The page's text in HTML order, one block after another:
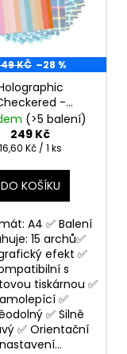
KČ –28 %
-
vinyl
materiál
samolepek
(>5 balení)
249 Kč
Měrná
16,60 Kč / 1 ks
DO KOŠÍKU
A4 ✅ Balení
15 archů✅
efekt ✅
s
tiskárnou ✅
✅
✅ Silně
✅ Orientační
nastavení...